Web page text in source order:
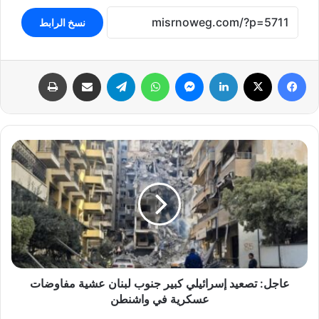
نسخ الرابط
فيسبوك لينكدإن ماسنجر واتساب تيلقرام مشاركة عبر البريد
عاجل:
تصعيد
إسرائيلي
كبير
جنوب
لبنان
عشية
مفاوضات
عسكرية
عاجل: تصعيد إسرائيلي كبير جنوب لبنان عشية مفاوضات
عسكرية في واشنطن